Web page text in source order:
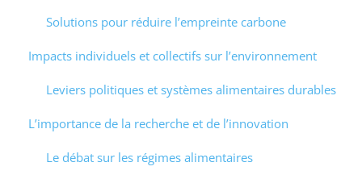
Solutions pour réduire l’empreinte carbone
Impacts individuels et collectifs sur l’environnement
Leviers politiques et systèmes alimentaires durables
L’importance de la recherche et de l’innovation
Le débat sur les régimes alimentaires